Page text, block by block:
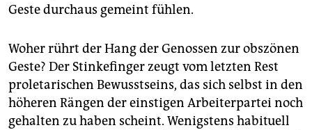
Geste durchaus gemeint fühlen.
Woher rührt der Hang der Genossen zur obszönen
Geste? Der Stinkefinger zeugt vom letzten Rest
proletarischen Bewusstseins, das sich selbst in den
höheren Rängen der einstigen Arbeiterpartei noch
gehalten zu haben scheint. Wenigstens habituell